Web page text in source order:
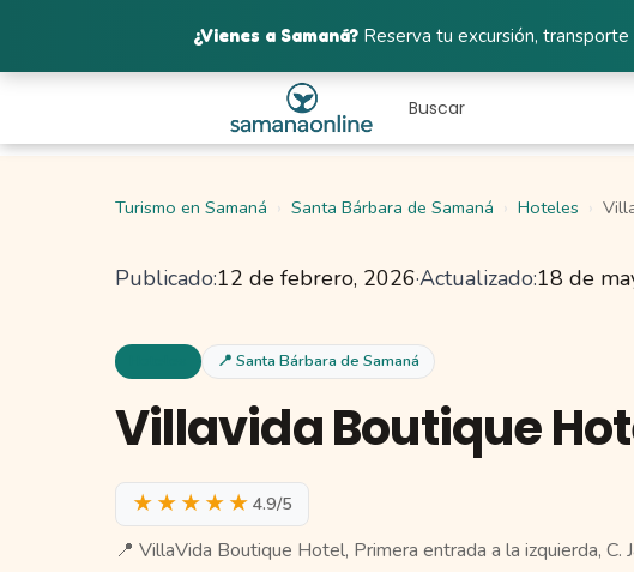
Turismo en Samaná Santa Bárbara de Samaná Hoteles
Publicado:12 de febrero, 2026·Actualizado:18 de
📍 Santa Bárbara de Samaná
Villavida Boutique
★★★★★ 4.9/5
📍 VillaVida Boutique Hotel, Primera entrada a la izquierda, C.
¿Vienes a Samaná?Reserva tu excursión,